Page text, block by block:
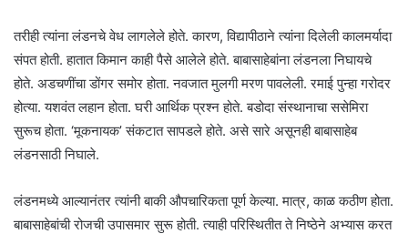
तरीही त्यांना लंडनचे वेध लागलेले होते. कारण, विद्यापीठाने त्यांना दिलेली कालमर्यादा
संपत होती. हातात किमान काही पैसे आलेले होते. बाबासाहेबांना लंडनला निघायचे
होते. अडचणींचा डोंगर समोर होता. नवजात मुलगी मरण पावलेली. रमाई पुन्हा गरोदर
होत्या. यशवंत लहान होता. घरी आर्थिक प्रश्न होते. बडोदा संस्थानाचा ससेमिरा
सुरूच होता. ‘मूकनायक’ संकटात सापडले होते. असे सारे असूनही बाबासाहेब
लंडनसाठी निघाले.
लंडनमध्ये आल्यानंतर त्यांनी बाकी औपचारिकता पूर्ण केल्या. मात्र, काळ कठीण होता.
बाबासाहेबांची रोजची उपासमार सुरू होती. त्याही परिस्थितीत ते निष्ठेने अभ्यास करत